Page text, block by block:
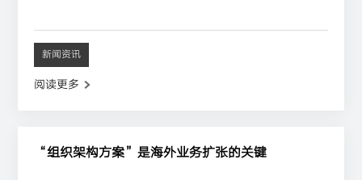
新闻资讯
阅读更多
“组织架构方案”是海外业务扩张的关键